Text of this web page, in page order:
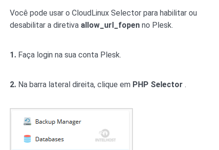
Você pode usar o CloudLinux Selector para habilitar ou
desabilitar a diretiva allow_url_fopen no Plesk.
1. Faça login na sua conta Plesk.
2. Na barra lateral direita, clique em PHP Selector .